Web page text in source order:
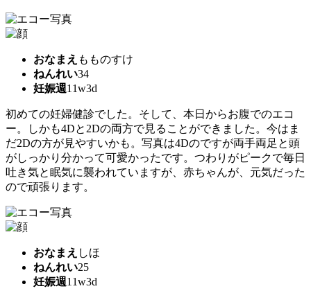
おなまえ もものすけ
ねんれい34
妊娠週11w3d
初めての妊婦健診でした。そして、本日からお腹でのエコ
ー。しかも4Dと2Dの両方で見ることができました。今はま
だ2Dの方が見やすいかも。写真は4Dのですが両手両足と頭
がしっかり分かって可愛かったです。つわりがピークで毎日
吐き気と眠気に襲われていますが、赤ちゃんが、元気だった
ので頑張ります。
おなまえ しほ
ねんれい25
妊娠週11w3d